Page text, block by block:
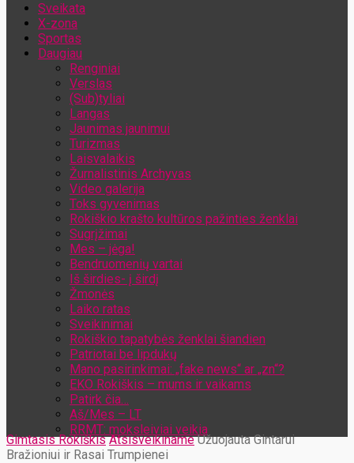
Sveikata
X-zona
Sportas
Daugiau
Renginiai
Verslas
(Sub)tyliai
Langas
Jaunimas jaunimui
Turizmas
Laisvalaikis
Žurnalistinis Archyvas
Video galerija
Toks gyvenimas
Rokiškio krašto kultūros pažinties ženklai
Sugrįžimai
Mes – jėga!
Bendruomenių vartai
Iš širdies- į širdį
Žmonės
Laiko ratas
Sveikinimai
Rokiškio tapatybės ženklai šiandien
Patriotai be lipdukų
Mano pasirinkimai: „fake news“ ar „zn“?
EKO Rokiškis – mums ir vaikams
Patirk čia…
Aš/Mes – LT
RRMT: moksleiviai veikia
Gimtasis Rokiškis Atsisveikiname Užuojauta Gintarui
Bražioniui ir Rasai Trumpienei